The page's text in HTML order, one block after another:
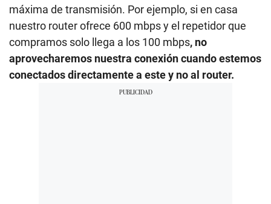
máxima de transmisión. Por ejemplo, si en casa
nuestro router ofrece 600 mbps y el repetidor que
compramos solo llega a los 100 mbps, no
aprovecharemos nuestra conexión cuando estemos
conectados directamente a este y no al router.